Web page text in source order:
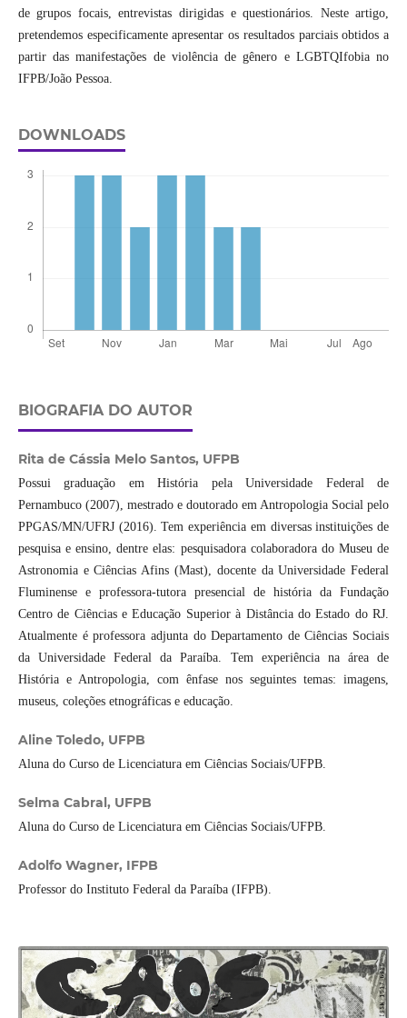
de grupos focais, entrevistas dirigidas e questionários. Neste artigo,
pretendemos especificamente apresentar os resultados parciais obtidos a
partir das manifestações de violência de gênero e LGBTQIfobia no
IFPB/João Pessoa.
DOWNLOADS
BIOGRAFIA DO AUTOR
Rita de Cássia Melo Santos, UFPB
Possui graduação em História pela Universidade Federal de
Pernambuco (2007), mestrado e doutorado em Antropologia Social pelo
PPGAS/MN/UFRJ (2016). Tem experiência em diversas instituições de
pesquisa e ensino, dentre elas: pesquisadora colaboradora do Museu de
Astronomia e Ciências Afins (Mast), docente da Universidade Federal
Fluminense e professora-tutora presencial de história da Fundação
Centro de Ciências e Educação Superior à Distância do Estado do RJ.
Atualmente é professora adjunta do Departamento de Ciências Sociais
da Universidade Federal da Paraíba. Tem experiência na área de
História e Antropologia, com ênfase nos seguintes temas: imagens,
museus, coleções etnográficas e educação.
Aline Toledo, UFPB
Aluna do Curso de Licenciatura em Ciências Sociais/UFPB.
Selma Cabral, UFPB
Aluna do Curso de Licenciatura em Ciências Sociais/UFPB.
Adolfo Wagner, IFPB
Professor do Instituto Federal da Paraíba (IFPB).